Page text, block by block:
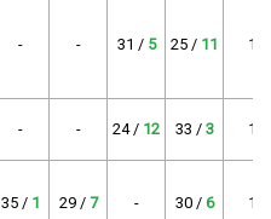
- - 31 / 5 25 / 11 16
- - 24 / 12 33 / 3 15
35 / 1 29 / 7 - 30 / 6 14